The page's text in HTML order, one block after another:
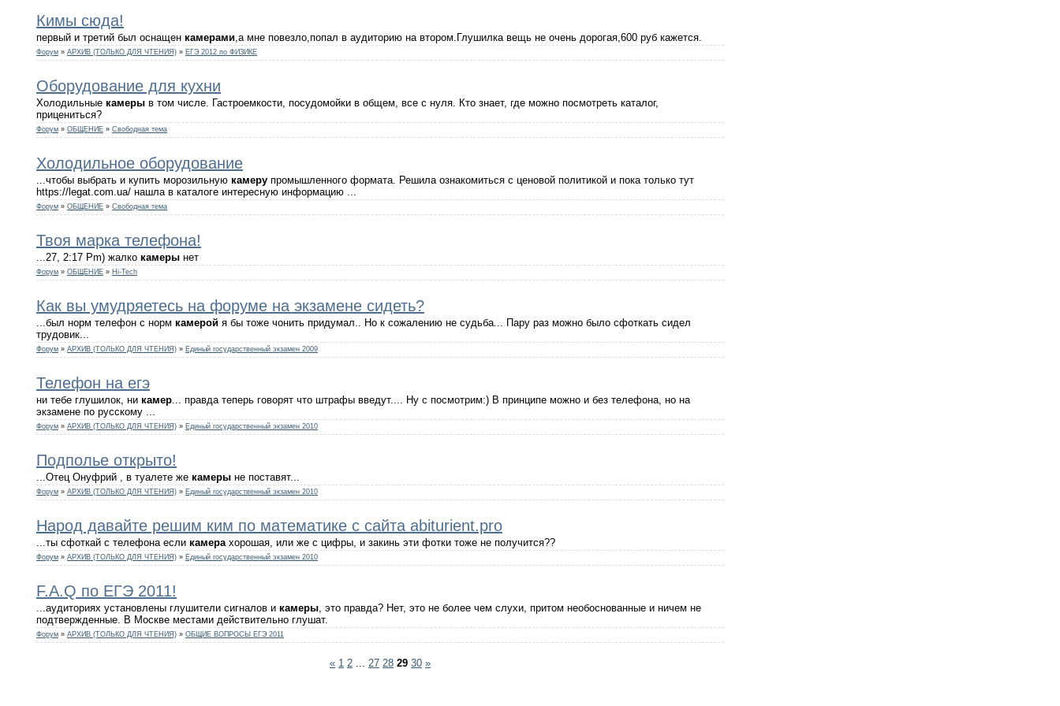
Кимы сюда!
первый и третий был оснащен камерами ,а мне повезло,попал в аудиторию на втором.Глушилка вещь не очень дорогая,600 руб кажется.
Форум » АРХИВ (ТОЛЬКО ДЛЯ ЧТЕНИЯ) » ЕГЭ 2012 по ФИЗИКЕ
Оборудование для кухни
Холодильные камеры в том числе. Гастроемкости, посудомойки в общем, все с нуля. Кто знает, где можно посмотреть каталог,
прицениться?
Форум » ОБЩЕНИЕ » Свободная тема
Холодильное оборудование
...чтобы выбрать и купить морозильную камеру промышленного формата. Решила ознакомиться с ценовой политикой и пока только тут
https://legat.com.ua/ нашла в каталоге интересную информацию ...
Форум » ОБЩЕНИЕ » Свободная тема
Твоя марка телефона!
...27, 2:17 Pm) жалко камеры нет
Форум » ОБЩЕНИЕ » Hi-Tech
Как вы умудряетесь на форуме на экзамене сидеть?
...был норм телефон с норм камерой я бы тоже чонить придумал.. Но к сожалению не судьба... Пару раз можно было сфоткать сидел
трудовик...
Форум » АРХИВ (ТОЛЬКО ДЛЯ ЧТЕНИЯ) » Единый государственный экзамен 2009
Телефон на егэ
ни тебе глушилок, ни камер ... правда теперь говорят что штрафы введут.... Ну с посмотрим:) В принципе можно и без телефона, но на
экзамене по русскому ...
Форум » АРХИВ (ТОЛЬКО ДЛЯ ЧТЕНИЯ) » Единый государственный экзамен 2010
Подполье открыто!
...Отец Онуфрий , в туалете же камеры не поставят...
Форум » АРХИВ (ТОЛЬКО ДЛЯ ЧТЕНИЯ) » Единый государственный экзамен 2010
Народ давайте решим ким по математике с сайта abiturient.pro
...ты сфоткай с телефона если камера хорошая, или же с цифры, и закинь эти фотки тоже не получится??
Форум » АРХИВ (ТОЛЬКО ДЛЯ ЧТЕНИЯ) » Единый государственный экзамен 2010
F.A.Q по ЕГЭ 2011!
...аудиториях установлены глушители сигналов и камеры , это правда? Нет, это не более чем слухи, притом необоснованные и ничем не
подтвержденные. В Москве местами действительно глушат.
Форум » АРХИВ (ТОЛЬКО ДЛЯ ЧТЕНИЯ) » ОБЩИЕ ВОПРОСЫ ЕГЭ 2011
« 1 2 27 28 29 30 »